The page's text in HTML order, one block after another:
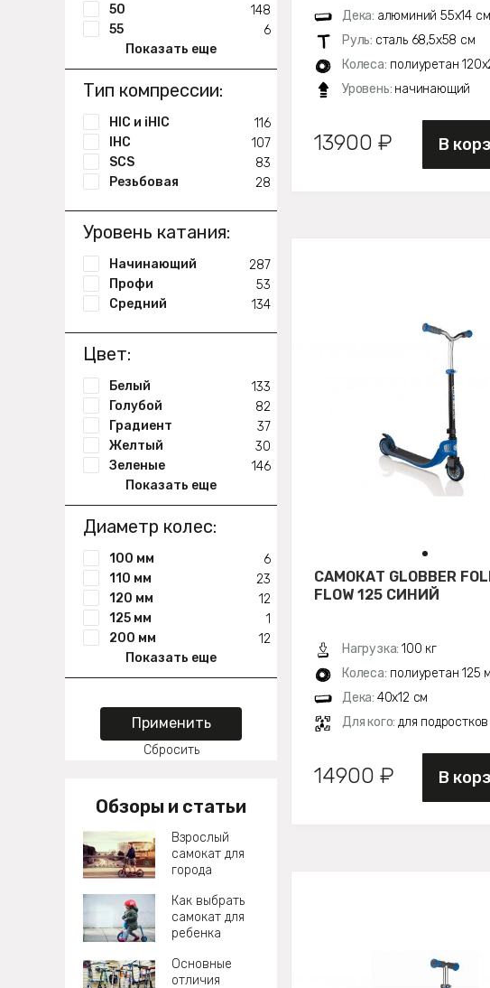
50
148
55
6
Показать еще
Тип компрессии:
HIC и iHIC
116
IHC
107
SCS
83
Резьбовая
28
Уровень катания:
Начинающий
287
Профи
53
Средний
134
Цвет:
Белый
133
Голубой
82
Градиент
37
Желтый
30
Зеленые
146
Показать еще
Диаметр колес:
100 мм
6
110 мм
23
120 мм
12
125 мм
1
200 мм
12
Показать еще
Применить
Сбросить
Обзоры и статьи
Взрослый
самокат для
города
Как выбрать
самокат для
ребенка
Основные
отличия
Дека: алюминий 55х14 см
Руль: сталь 68,5х58 см
Колеса: полиуретан
Уровень: начинающий
13900 ₽ В
САМОКАТ GLOBBER
FLOW 125 СИНИЙ
Нагрузка: 100 кг
Колеса: полиуретан 125
Дека: 40x12 см
Для кого: для подростков
14900 ₽ В